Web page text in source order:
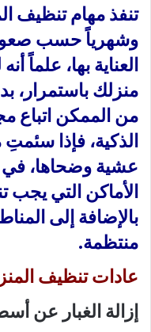
تنفذ مهام تنظيف
وشهرياً حسب
العناية بها،
منزلك باستمرار،
من الممكن اتباع
الذكية، فإذا
عشية وضحاها، في
الأماكن التي يجب
بالإضافة إلى
منتظمة.
عادات تنظيف
إزالة الغبار عن